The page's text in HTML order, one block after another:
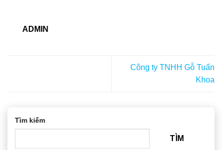
ADMIN
Công ty TNHH Gỗ Tuấn
Khoa
Tìm kiếm
TÌM